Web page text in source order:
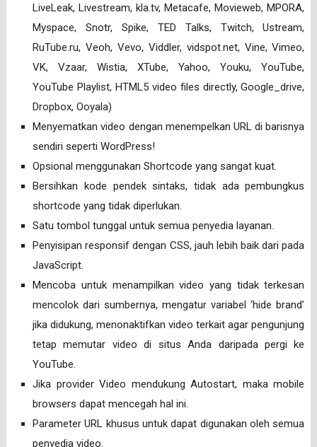
LiveLeak, Livestream, kla.tv, Metacafe, Movieweb, MPORA,
Myspace, Snotr, Spike, TED Talks, Twitch, Ustream,
RuTube.ru, Veoh, Vevo, Viddler, vidspot.net, Vine, Vimeo,
VK, Vzaar, Wistia, XTube, Yahoo, Youku, YouTube,
YouTube Playlist, HTML5 video files directly, Google_drive,
Dropbox, Ooyala)
Menyematkan video dengan menempelkan URL di barisnya
sendiri seperti WordPress!
Opsional menggunakan Shortcode yang sangat kuat.
Bersihkan kode pendek sintaks, tidak ada pembungkus
shortcode yang tidak diperlukan.
Satu tombol tunggal untuk semua penyedia layanan.
Penyisipan responsif dengan CSS, jauh lebih baik dari pada
JavaScript.
Mencoba untuk menampilkan video yang tidak terkesan
mencolok dari sumbernya, mengatur variabel ‘hide brand’
jika didukung, menonaktifkan video terkait agar pengunjung
tetap memutar video di situs Anda daripada pergi ke
YouTube.
Jika provider Video mendukung Autostart, maka mobile
browsers dapat mencegah hal ini.
Parameter URL khusus untuk dapat digunakan oleh semua
penyedia video.